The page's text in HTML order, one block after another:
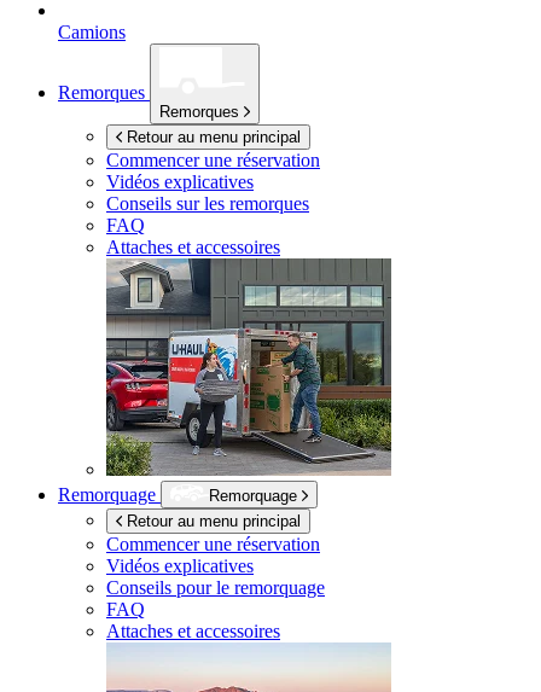
Camions
Remorques
Remorques
Retour au menu principal
Commencer une réservation
Vidéos explicatives
Conseils sur les remorques
FAQ
Attaches et accessoires
Remorquage
Remorquage
Retour au menu principal
Commencer une réservation
Vidéos explicatives
Conseils pour le remorquage
FAQ
Attaches et accessoires